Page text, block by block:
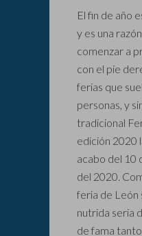
El fin de año
y es una
comenzar a
con el pie
ferias que
personas, y
tradicional
edición 2020
acabo del 10
del 2020.
feria de León
nutrida seria
de fama tanto